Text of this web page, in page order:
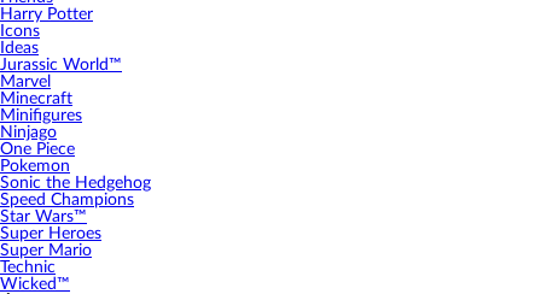
Harry Potter
Icons
Ideas
Jurassic World™
Marvel
Minecraft
Minifigures
Ninjago
One Piece
Pokemon
Sonic the Hedgehog
Speed Champions
Star Wars™
Super Heroes
Super Mario
Technic
Wicked™